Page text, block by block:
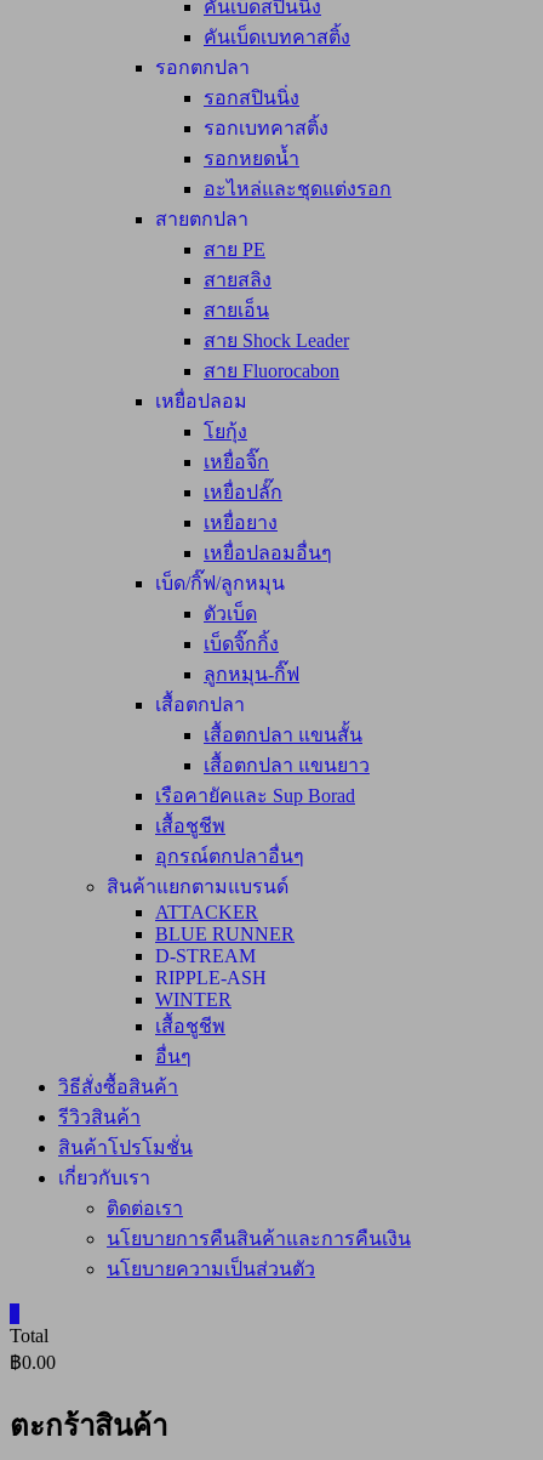
คันเบ็ดสปินนิ่ง
คันเบ็ดเบทคาสติ้ง
รอกตกปลา
รอกสปินนิ่ง
รอกเบทคาสติ้ง
รอกหยดน้ำ
อะไหล่และชุดแต่งรอก
สายตกปลา
สาย PE
สายสลิง
สายเอ็น
สาย Shock Leader
สาย Fluorocabon
เหยื่อปลอม
โยกุ้ง
เหยื่อจิ๊ก
เหยื่อปลั๊ก
เหยื่อยาง
เหยื่อปลอมอื่นๆ
เบ็ด/กิ๊ฟ/ลูกหมุน
ตัวเบ็ด
เบ็ดจิ๊กกิ้ง
ลูกหมุน-กิ๊ฟ
เสื้อตกปลา
เสื้อตกปลา แขนสั้น
เสื้อตกปลา แขนยาว
เรือคายัคและ Sup Borad
เสื้อชูชีพ
อุกรณ์ตกปลาอื่นๆ
สินค้าแยกตามแบรนด์
ATTACKER
BLUE RUNNER
D-STREAM
RIPPLE-ASH
WINTER
เสื้อชูชีพ
อื่นๆ
วิธีสั่งซื้อสินค้า
รีวิวสินค้า
สินค้าโปรโมชั่น
เกี่ยวกับเรา
ติดต่อเรา
นโยบายการคืนสินค้าและการคืนเงิน
นโยบายความเป็นส่วนตัว
Total
฿0.00
ตะกร้าสินค้า